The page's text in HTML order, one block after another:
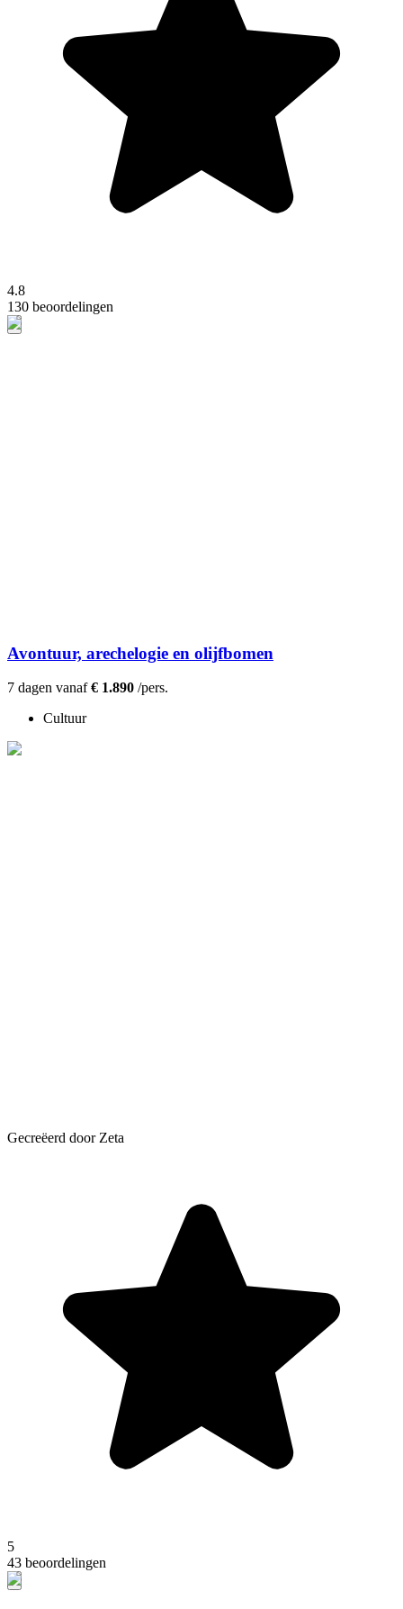
4.8
130 beoordelingen
Avontuur, arechelogie en olijfbomen
7 dagen vanaf€ 1.890 /pers.
Cultuur
Gecreëerd door Zeta
5
43 beoordelingen